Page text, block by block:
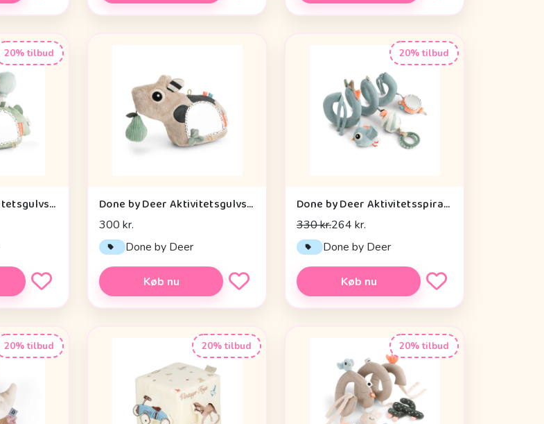
20% tilbud
Done by Deer Aktivitetsgulvspejl - Croco - Grøn Done by Deer Aktivitetsgulvspejl - Dotti - Sand
300 kr.
Done by Deer
Køb nu
20% tilbud
Done by Deer Aktivitetsspiral - Celebration - Blå
330 kr.264 kr.
Done by Deer
Køb nu
20% tilbud 20% tilbud 20% tilbud